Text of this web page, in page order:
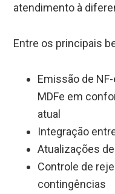
atendimento à
Entre os principais
Emissão de NF-
MDFe em
atual
Integração
Atualizações
Controle de
contingências